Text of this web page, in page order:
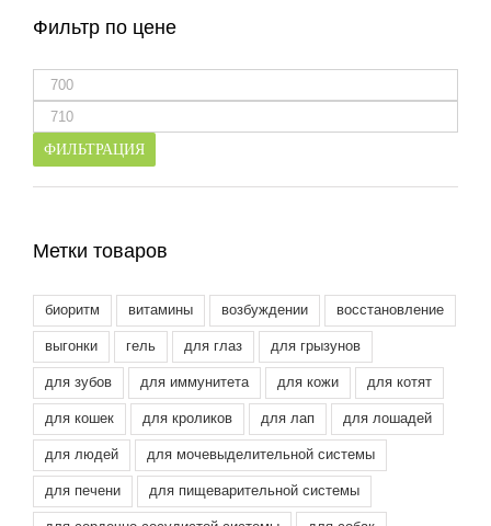
Фильтр по цене
Минимальная
цена
Максимальная
цена
ФИЛЬТРАЦИЯ
Метки товаров
биоритм витамины возбуждении восстановление
выгонки гель для глаз для грызунов
для зубов для иммунитета для кожи для котят
для кошек для кроликов для лап для лошадей
для людей для мочевыделительной системы
для печени для пищеварительной системы